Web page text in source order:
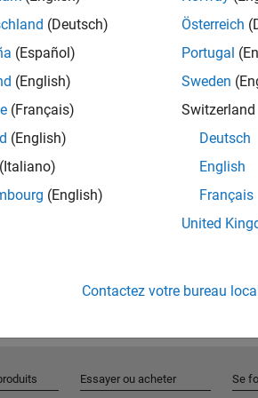
(Deutsch)
(Español)
(English)
(Français)
(English)
(Italiano)
(English)
Österreich
Portugal
Sweden
Switzerland
Deutsch
English
Français
United
Contactez votre bureau local
Essayer ou acheter Se